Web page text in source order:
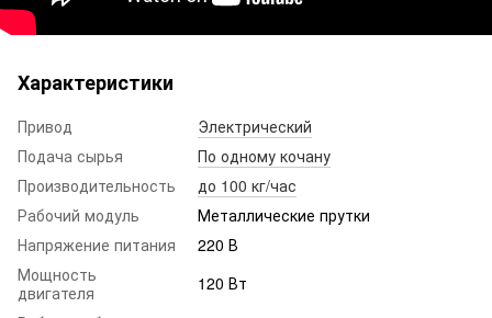
Характеристики
Привод
Электрический
Подача сырья
По одному кочану
Производительность
до 100 кг/час
Рабочий модуль
Металлические прутки
Напряжение питания
220 В
Мощность
двигателя
120 Вт